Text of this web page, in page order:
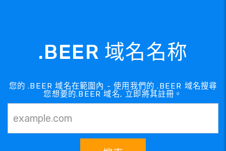
.BEER 域名名称
您的 .BEER 域名在範圍內 - 使用我們的 .BEER 域名搜尋
您想要的.BEER 域名, 立即將其註冊。